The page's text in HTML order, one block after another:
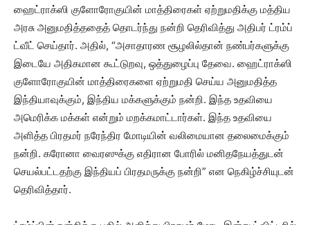
ஹைட்ராக்ஸி குளோரோகுயின் மாத்திரைகள் ஏற்றுமதிக்கு மத்திய
அரசு அனுமதித்ததைத் தொடர்ந்து நன்றி தெரிவித்து அதிபர் ட்ரம்ப்
ட்வீட் செய்தார். அதில், “அசாதாரண சூழலில்தான் நண்பர்களுக்கு
இடையே அதிகமான கூட்டுறவு, ஒத்துழைப்பு தேவை. ஹைட்ராக்ஸி
குளோரோகுயின் மாத்திரைகளை ஏற்றுமதி செய்ய அனுமதித்த
இந்தியாவுக்கும், இந்திய மக்களுக்கும் நன்றி. இந்த உதவியை
அமெரிக்க மக்கள் என்றும் மறக்கமாட்டார்கள். இந்த உதவியை
அளித்த பிரதமர் நரேந்திர மோடியின் வலிமையான தலைமைக்கும்
நன்றி. கரோனா வைரஸுக்கு எதிரான போரில் மனிதநேயத்துடன்
செயல்பட்டதற்கு இந்தியப் பிரதமருக்கு நன்றி” என நெகிழ்ச்சியுடன்
தெரிவித்தார்.